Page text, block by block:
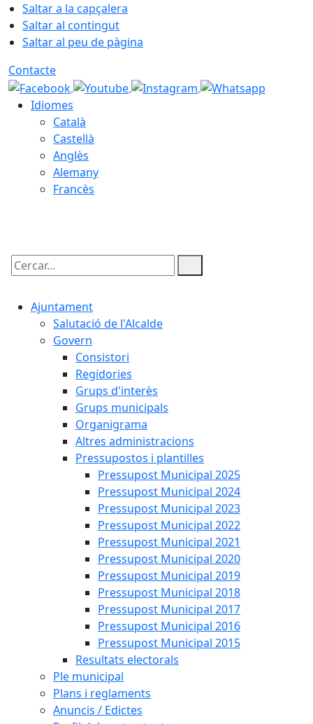
Saltar a la capçalera
Saltar al contingut
Saltar al peu de pàgina
Contacte
Idiomes
Català
Castellà
Anglès
Alemany
Francès
Cercar:
Ajuntament
Salutació de l'Alcalde
Govern
Consistori
Regidories
Grups d'interès
Grups municipals
Organigrama
Altres administracions
Pressupostos i plantilles
Pressupost Municipal 2025
Pressupost Municipal 2024
Pressupost Municipal 2023
Pressupost Municipal 2022
Pressupost Municipal 2021
Pressupost Municipal 2020
Pressupost Municipal 2019
Pressupost Municipal 2018
Pressupost Municipal 2017
Pressupost Municipal 2016
Pressupost Municipal 2015
Resultats electorals
Ple municipal
Plans i reglaments
Anuncis / Edictes